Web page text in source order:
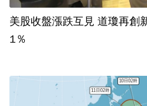
美股收盤漲跌互見 道瓊再創
1％